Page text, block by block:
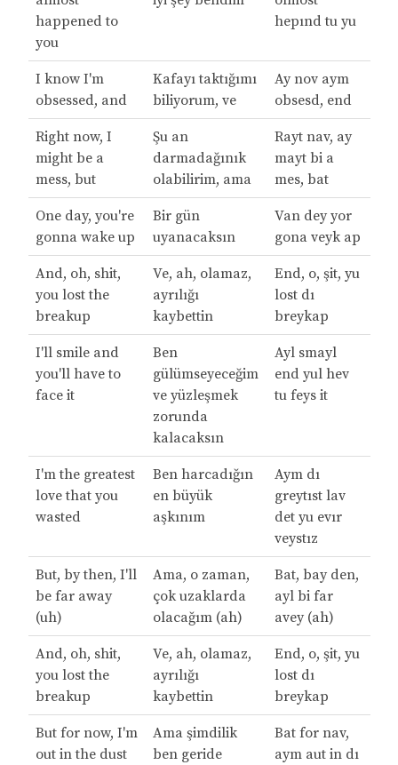
happened to
you
hepınd tu yu
I know I'm
obsessed, and
Kafayı taktığımı
biliyorum, ve
Ay nov aym
obsesd, end
Right now, I
might be a
mess, but
Şu an
darmadağınık
olabilirim, ama
Rayt nav, ay
mayt bi a
mes, bat
One day, you're
gonna wake up
Bir gün
uyanacaksın
Van dey yor
gona veyk ap
And, oh, shit,
you lost the
breakup
Ve, ah, olamaz,
ayrılığı
kaybettin
End, o, şit, yu
lost dı
breykap
I'll smile and
you'll have to
face it
Ben
gülümseyeceğim
ve yüzleşmek
zorunda
kalacaksın
Ayl smayl
end yul hev
tu feys it
I'm the greatest
love that you
wasted
Ben harcadığın
en büyük
aşkınım
Aym dı
greytıst lav
det yu evır
veystız
But, by then, I'll
be far away
(uh)
Ama, o zaman,
çok uzaklarda
olacağım (ah)
Bat, bay den,
ayl bi far
avey (ah)
And, oh, shit,
you lost the
breakup
Ve, ah, olamaz,
ayrılığı
kaybettin
End, o, şit, yu
lost dı
breykap
But for now, I'm
out in the dust
Ama şimdilik
ben geride
Bat for nav,
aym aut in dı